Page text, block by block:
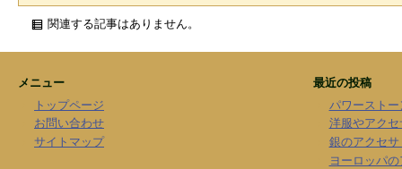
関連する記事はありません。
メニュー
トップページ
お問い合わせ
サイトマップ
最近の投稿
パワースト
洋服やアク
銀のアクセ
ヨーロッパ